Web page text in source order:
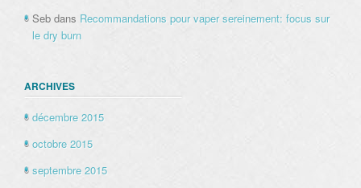
Seb dans Recommandations pour vaper sereinement: focus sur
le dry burn
ARCHIVES
décembre 2015
octobre 2015
septembre 2015